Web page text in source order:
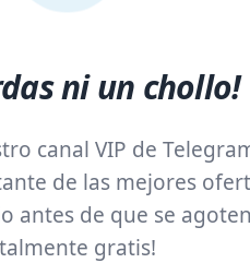
ni un
canal VIP de
de las mejores
antes de que se
gratis!